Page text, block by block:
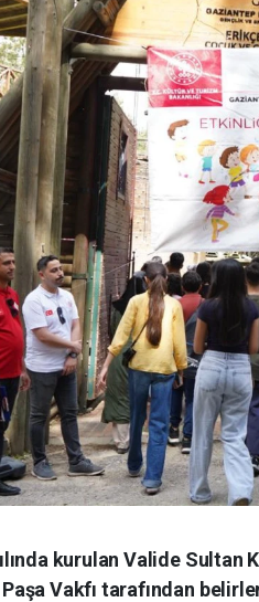
kurulan Valide Sultan
Vakfı tarafından